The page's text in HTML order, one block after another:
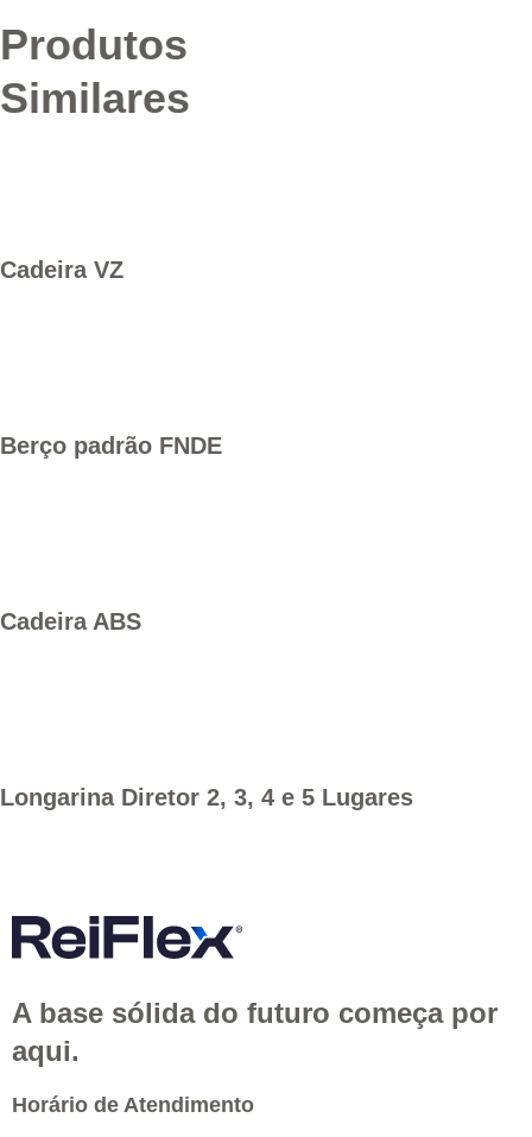
Produtos
Similares
Cadeira VZ
Berço padrão FNDE
Cadeira ABS
Longarina Diretor 2, 3, 4 e 5 Lugares
A base sólida do futuro começa por
aqui.
Horário de Atendimento